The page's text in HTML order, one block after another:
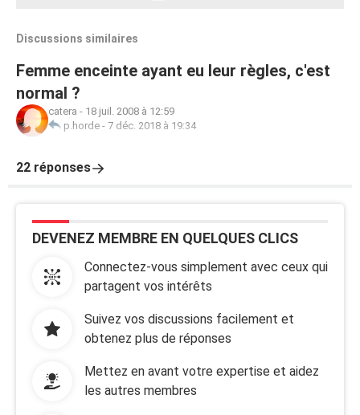
Discussions similaires
Femme enceinte ayant eu leur règles, c'est
normal ?
catera - 18 juil. 2008 à 12:59
p.horde - 7 déc. 2018 à 19:34
22 réponses
DEVENEZ MEMBRE EN QUELQUES CLICS
Connectez-vous simplement avec ceux qui
partagent vos intérêts
Suivez vos discussions facilement et
obtenez plus de réponses
Mettez en avant votre expertise et aidez
les autres membres